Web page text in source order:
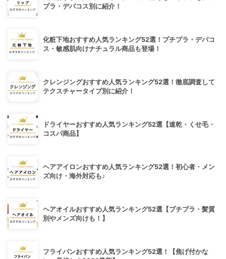
プラ・デパコス別に紹介！
化粧下地おすすめ人気ランキング52選！プチプラ・デパコ
ス・敏感肌向けナチュラル商品も登場！
クレンジングおすすめ人気ランキング52選！徹底調査して
テクスチャータイプ別に紹介！
ドライヤーおすすめ人気ランキング52選【速乾・くせ毛・
コスパ商品】
ヘアアイロンおすすめ人気ランキング52選！初心者・メン
ズ向け・海外対応も♪
ヘアオイルおすすめ人気ランキング52選【プチプラ・髪質
別やメンズ向けも！】
フライパンおすすめ人気ランキング52選！【焦げ付かな